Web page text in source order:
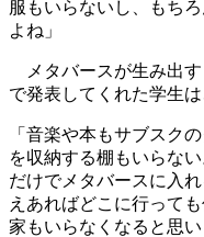
服もいらないし、もち
よね」
メタバースが生み出す
で発表してくれた学生
「音楽や本もサブスク
を収納する棚もいらな
だけでメタバースに入
えあればどこに行って
家もいらなくなると思